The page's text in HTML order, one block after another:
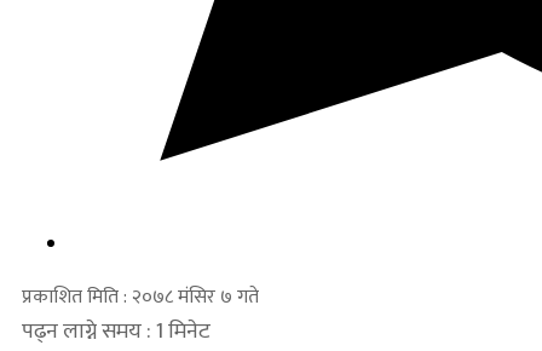
प्रकाशित मिति : २०७८ मंसिर ७ गते
पढ्न लाग्ने समय : 1 मिनेट